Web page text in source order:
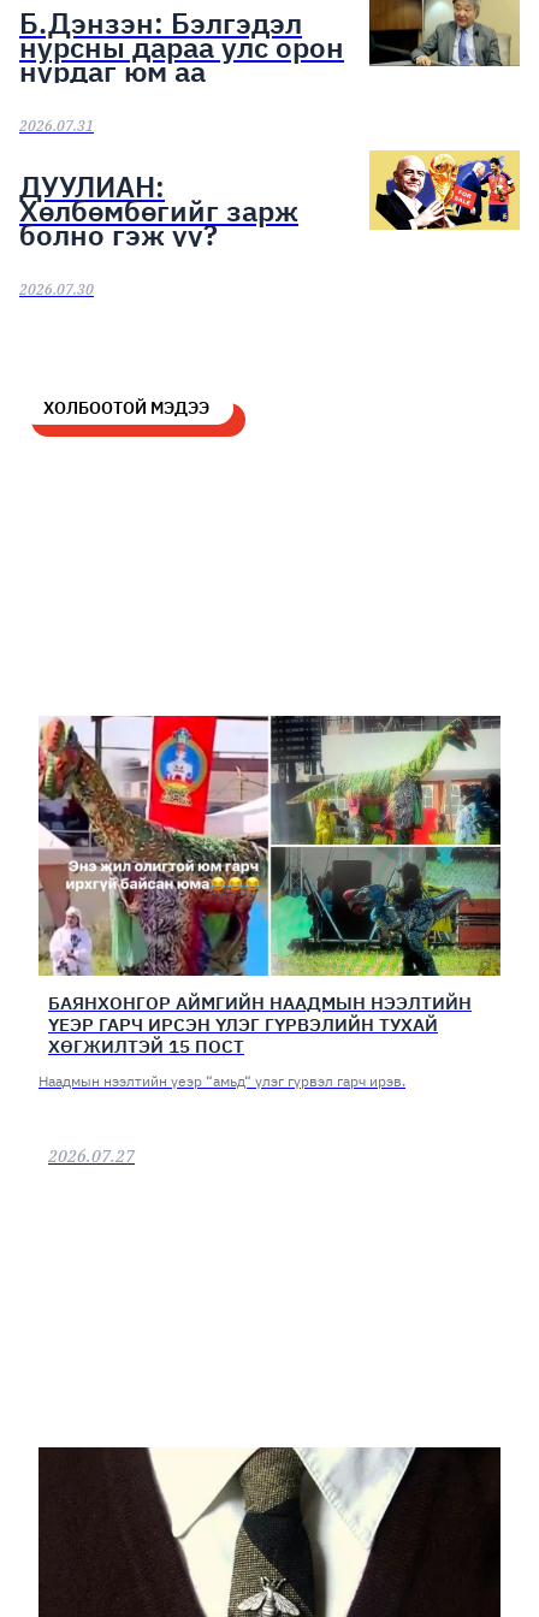
Б.Дэнзэн: Бэлгэдэл
нурсны дараа улс орон
нурдаг юм аа
2026.07.31
ДУУЛИАН:
Хөлбөмбөгийг зарж
болно гэж үү?
2026.07.30
ХОЛБООТОЙ МЭДЭЭ
БАЯНХОНГОР АЙМГИЙН НААДМЫН НЭЭЛТИЙН
ҮЕЭР ГАРЧ ИРСЭН ҮЛЭГ ГҮРВЭЛИЙН ТУХАЙ
ХӨГЖИЛТЭЙ 15 ПОСТ
Наадмын нээлтийн үеэр “амьд“ үлэг гүрвэл гарч ирэв.
2026.07.27